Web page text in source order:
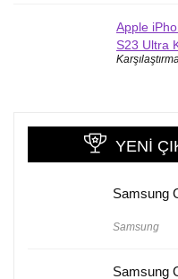
Apple
S23 Ultra
YENI
Samsung
Samsung
Samsung